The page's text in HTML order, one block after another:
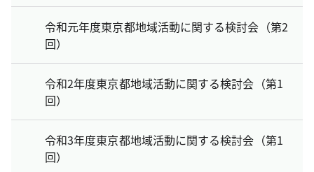
令和元年度東京都地域活動に関する検討会（第2
回）
令和2年度東京都地域活動に関する検討会（第1
回）
令和3年度東京都地域活動に関する検討会（第1
回）